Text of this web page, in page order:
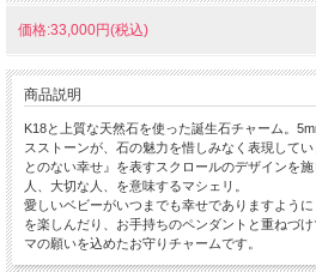
価格:33,000円(税込)
商品説明
K18と上質な天然石を使った誕生石チャーム。
スストーンが、石の魅力を惜しみなく表現して
とのない幸せ』を表すスクロールのデザインを
人、大切な人、を意味するマシェリ。
愛しいベビーがいつまでも幸せでありますよう
を楽しんだり、お手持ちのペンダントと重ねづ
マの願いを込めたお守りチャームです。